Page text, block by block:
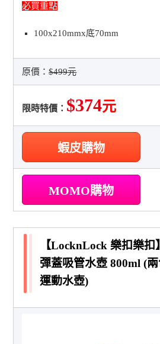
必買重點
100x210mmx底70mm
原價：$499元
限時特價： $374元
蝦皮購物
MOMO購物
【LocknLock 樂扣樂
彈蓋吸管水壺 800ml (
運動水壺)